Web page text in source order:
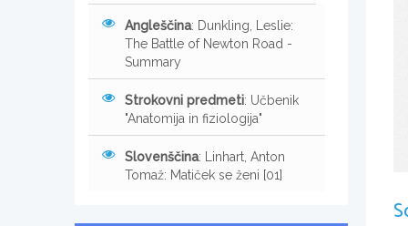
Angleščina: Dunkling, Leslie:
The Battle of Newton Road -
Summary
Strokovni predmeti: Učbenik
"Anatomija in fiziologija"
Slovenščina: Linhart, Anton
Tomaž: Matiček se ženi [01]